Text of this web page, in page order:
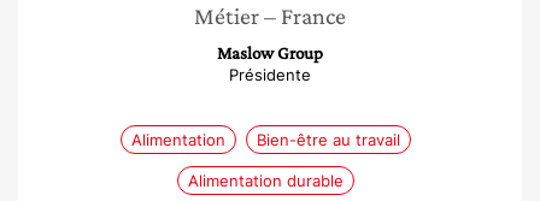
Métier– France
Maslow Group
Présidente
Alimentation Bien-être au travail
Alimentation durable